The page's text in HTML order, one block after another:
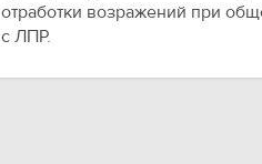
отработки возражений при
с ЛПР.